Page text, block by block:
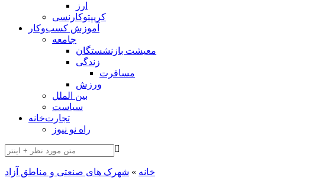
ارز
کریپتوکارنسی
آموزش کسب‌وکار
جامعه
معیشت بازنشستگان
زندگی
مسافرت
ورزش
بین الملل
سیاست
تجارت‌خانه
راه نو نیوز
خانه » شهرک های صنعتی و مناطق آزاد